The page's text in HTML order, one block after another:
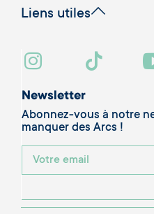
Liens utiles
Newsletter
Abonnez-vous à notre
manquer des Arcs !